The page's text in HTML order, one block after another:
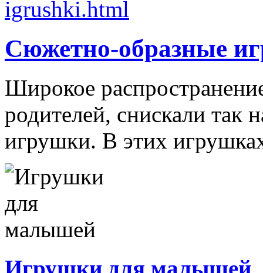
Сюжетно-образные
Широкое
родителей, снискали так
игрушки. В этих